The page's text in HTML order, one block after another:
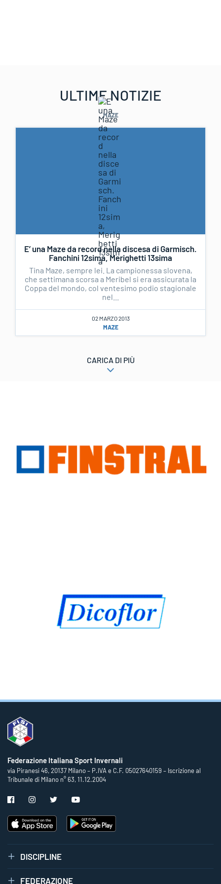
ULTIME NOTIZIE
MAZE
E’ una Maze da record nella discesa di Garmisch.
Fanchini 12sima, Merighetti 13sima
Tina Maze, sempre lei. La campionessa slovena,
che settimana scorsa a Meribel si era assicurata la
Coppa del mondo, col ventesimo podio stagionale
nel...
02 MARZO 2013
MAZE
CARICA DI PIÙ
Federazione Italiana Sport Invernali
via Piranesi 46, 20137 Milano – P.IVA e C.F. 05027640159 – Iscrizione al
Tribunale di Milano n° 63, 11.12.2004
DISCIPLINE
FEDERAZIONE